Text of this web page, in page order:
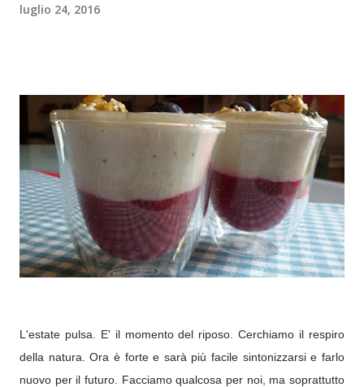
luglio 24, 2016
L'estate pulsa. E' il momento del riposo. Cerchiamo il respiro
della natura. Ora è forte e sarà più facile sintonizzarsi e farlo
nuovo per il futuro. Facciamo qualcosa per noi, ma soprattutto